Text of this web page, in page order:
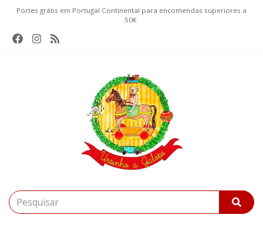
Portes grátis em Portugal Continental para encomendas superiores a
50€.